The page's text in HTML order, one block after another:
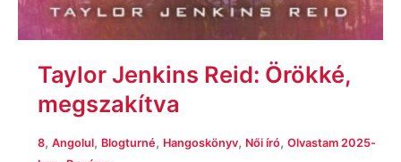
Taylor Jenkins Reid: Örökké,
megszakítva
8, Angolul, Blogturné, Hangoskönyv, Női író, Olvastam 2025-